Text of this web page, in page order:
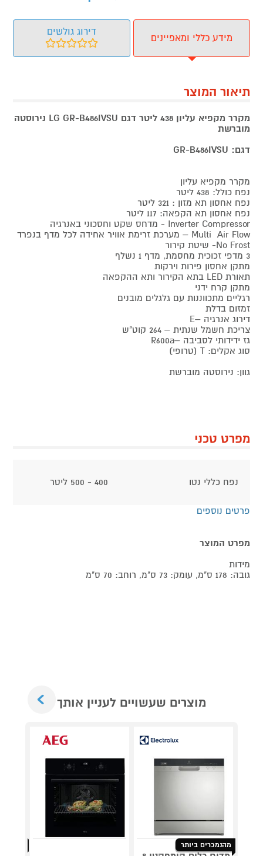
מידע כללי ומאפיינים
דירוג גולשים
תיאור המוצר
מקרר מקפיא עליון 438 ליטר דגם LG GR-B486IVSU נירוסטה
מוברשת
דגם: GR-B486IVSU
מקרר מקפיא עליון
נפח כולל: 438 ליטר
נפח אחסון תא מזון : 321 ליטר
נפח אחסון תא הקפאה: 117 ליטר
Inverter Compressor - מדחס שקט וחסכוני באנרגיה
Multi Air Flow – מערכת זרימת אוויר אחידה לכל מדף בנפרד
No Frost- שיטת קירור
3 מדפי זכוכית מחסמת, מדף 1 נשלף
מתקן אחסון פירות וירקות
תאורת LED בתא הקירור ותא ההקפאה
מתקן קרח ידני
רגליים מתכווננות עם גלגלים מובנים
זמזום בדלת
דירוג אנרגיה –E
צריכת חשמל שנתית – 264 קוט"ש
גז ידידותי לסביבה –R600a
סוג אקלים: T (טרופי)
גוון: נירוסטה מוברשת
מפרט טכני
נפח כללי נטו 400 - 500 ליטר
פרטים נוספים
מפרט המוצר
מידות
גובה: 178 ס"מ, עומק: 73 ס"מ, רוחב: 70 ס"מ
מוצרים שעשויים לעניין אותך
מהנמכרים ביותר